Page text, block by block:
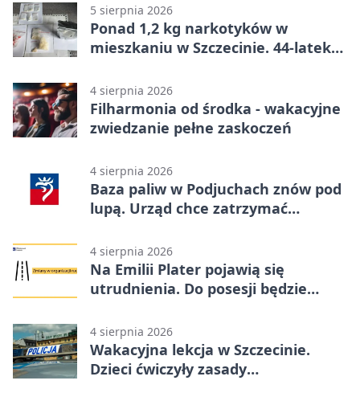
5 sierpnia 2026
Ponad 1,2 kg narkotyków w
mieszkaniu w Szczecinie. 44-latek
4 sierpnia 2026
Filharmonia od środka - wakacyjne
zwiedzanie pełne zaskoczeń
4 sierpnia 2026
Baza paliw w Podjuchach znów pod
lupą. Urząd chce zatrzymać
4 sierpnia 2026
Na Emilii Plater pojawią się
utrudnienia. Do posesji będzie
4 sierpnia 2026
Wakacyjna lekcja w Szczecinie.
Dzieci ćwiczyły zasady